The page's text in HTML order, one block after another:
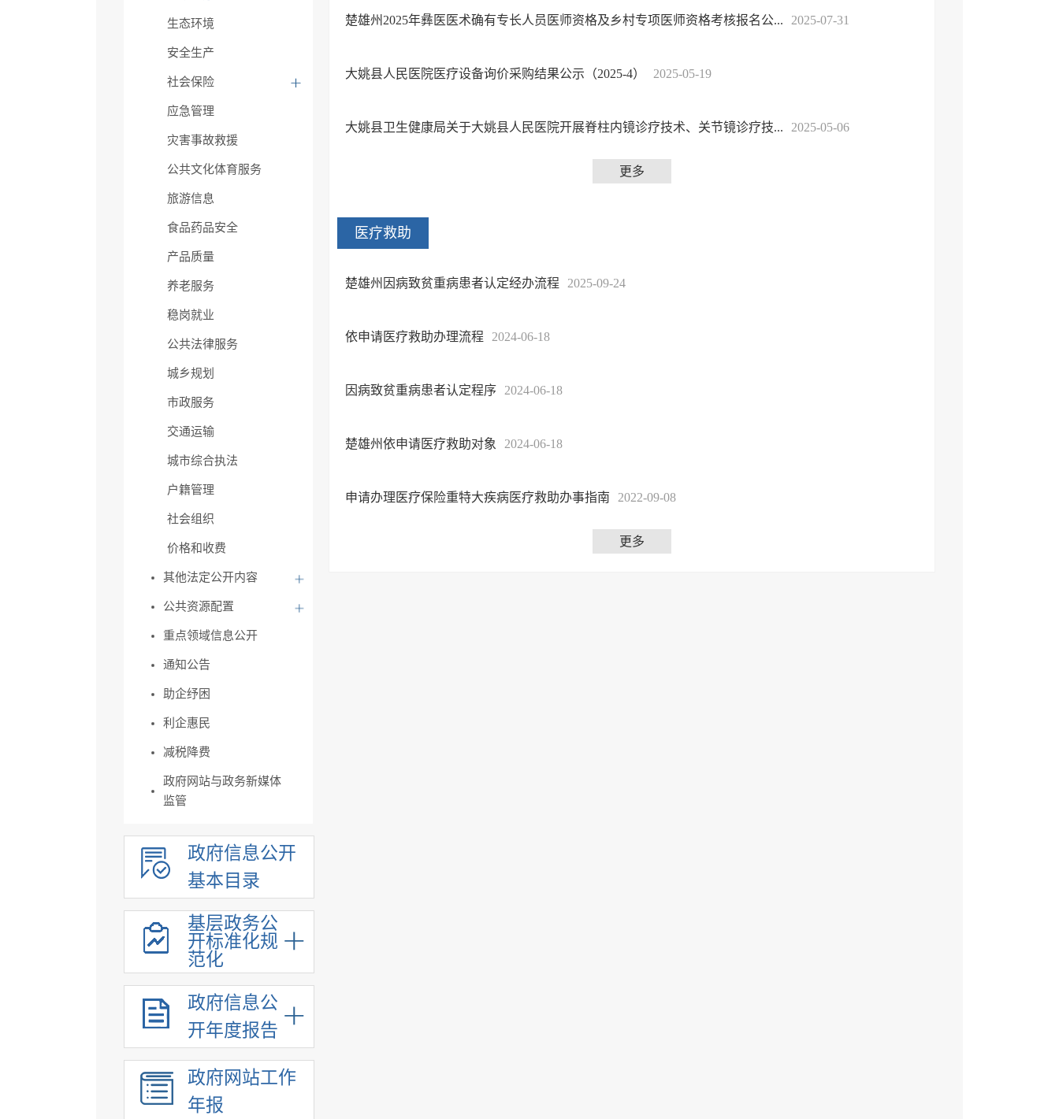
生态环境
安全生产
社会保险
应急管理
灾害事故救援
公共文化体育服务
旅游信息
食品药品安全
产品质量
养老服务
稳岗就业
公共法律服务
城乡规划
市政服务
交通运输
城市综合执法
户籍管理
社会组织
价格和收费
其他法定公开内容
公共资源配置
重点领域信息公开
通知公告
助企纾困
利企惠民
减税降费
政府网站与政务新媒体
监管
政府信息公开
基本目录
基层政务公
开标准化规
范化
政府信息公
开年度报告
政府网站工作
年报
楚雄州2025年彝医医术确有专长人员医师资格及乡村专项医师资格考核报名公... 2025-07-31
大姚县人民医院医疗设备询价采购结果公示（2025-4） 2025-05-19
大姚县卫生健康局关于大姚县人民医院开展脊柱内镜诊疗技术、关节镜诊疗技... 2025-05-06
更多
医疗救助
楚雄州因病致贫重病患者认定经办流程 2025-09-24
依申请医疗救助办理流程 2024-06-18
因病致贫重病患者认定程序 2024-06-18
楚雄州依申请医疗救助对象 2024-06-18
申请办理医疗保险重特大疾病医疗救助办事指南 2022-09-08
更多